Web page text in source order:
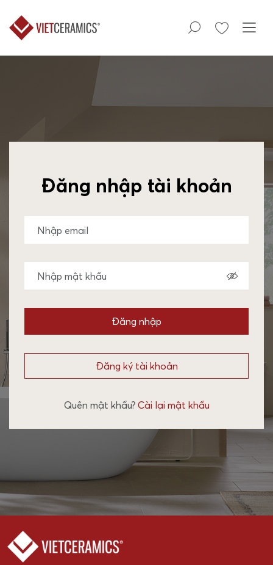
Đăng nhập tài khoản
Đăng nhập
Đăng ký tài khoản
Quên mật khẩu? Cài lại mật khẩu